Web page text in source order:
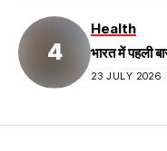
Health
भारत में पहली
23 JULY 2026